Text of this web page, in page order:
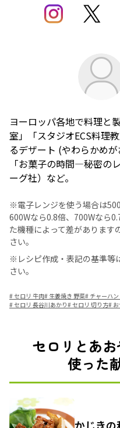
ヨーロッパ各地で料理と
室」「スタジオECS料理
るデザート (やわらかめ
「お菓子の時間―秘密の
ーグ社）など。
※電子レンジを使う場合は
600Wなら0.8倍、700Wなら
た機種によって差があります
さい。
※レシピ作成・表記の基準等
さい。
#セロリ 牛肉# 生姜焼き 野菜# チャーハ
#セロリ 長谷川あかり#セロリ 切り方#
セロリとあ
使った